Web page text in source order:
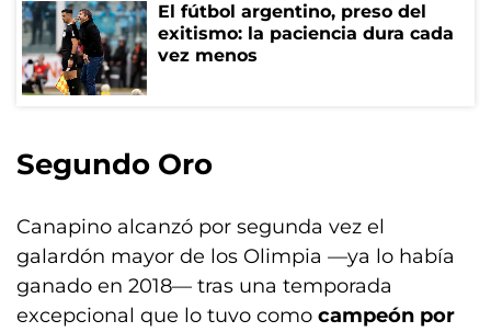
El fútbol argentino, preso del
exitismo: la paciencia dura cada
vez menos
Segundo Oro
Canapino alcanzó por segunda vez el
galardón mayor de los Olimpia —ya lo había
ganado en 2018— tras una temporada
excepcional que lo tuvo como campeón por